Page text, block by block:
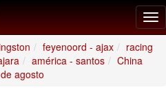
feyenoord - ajax
racing
américa - santos
China
agosto